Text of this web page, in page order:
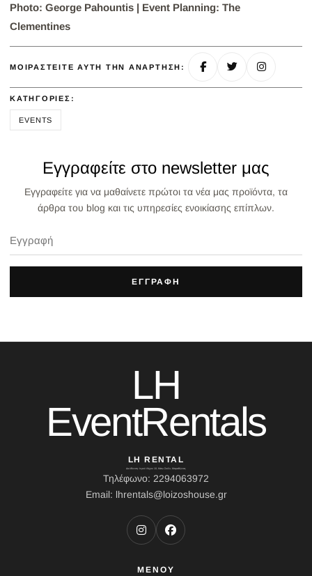
Photo: George Pahountis | Event Planning: The
Clementines
ΜΟΙΡΑΣΤΕΊΤΕ ΑΥΤΉ ΤΗΝ ΑΝΆΡΤΗΣΗ:
ΚΑΤΗΓΟΡΊΕΣ:
EVENTS
Εγγραφείτε στο newsletter μας
Εγγραφείτε για να μαθαίνετε πρώτοι τα νέα μας προϊόντα, τα
άρθρα του blog και τις υπηρεσίες ενοικίασης επίπλων.
ΕΓΓΡΑΦΗ
LH
EventRentals
LH RENTAL
Διεύθυνση: Ιερού Λόχου 10, Κάτω Σούλι, Μαραθώνας
Τηλέφωνο: 2294063972
Email: lhrentals@loizoshouse.gr
ΜΕΝΟΥ